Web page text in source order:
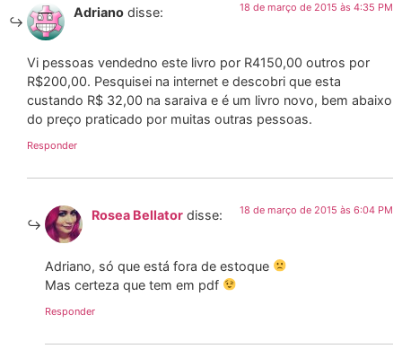
Adriano disse: 18 de março de 2015 às 4:35 PM
Vi pessoas vendedno este livro por R4150,00 outros por
R$200,00. Pesquisei na internet e descobri que esta
custando R$ 32,00 na saraiva e é um livro novo, bem abaixo
do preço praticado por muitas outras pessoas.
Responder
Rosea Bellator disse: 18 de março de 2015 às 6:04 PM
Adriano, só que está fora de estoque
Mas certeza que tem em pdf
Responder